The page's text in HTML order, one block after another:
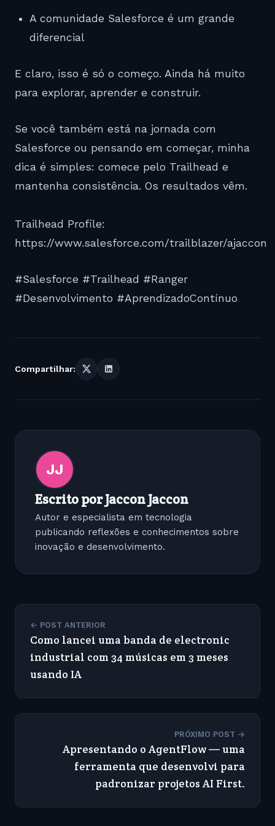
A comunidade Salesforce é um grande
diferencial
E claro, isso é só o começo. Ainda há muito
para explorar, aprender e construir.
Se você também está na jornada com
Salesforce ou pensando em começar, minha
dica é simples: comece pelo Trailhead e
mantenha consistência. Os resultados vêm.
Trailhead Profile:
https://www.salesforce.com/trailblazer/ajaccon
#Salesforce #Trailhead #Ranger
#Desenvolvimento #AprendizadoContínuo
Compartilhar:
JJ
Escrito por Jaccon Jaccon
Autor e especialista em tecnologia
publicando reflexões e conhecimentos sobre
inovação e desenvolvimento.
← POST ANTERIOR
Como lancei uma banda de electronic
industrial com 34 músicas em 3 meses
usando IA
PRÓXIMO POST →
Apresentando o AgentFlow — uma
ferramenta que desenvolvi para
padronizar projetos AI First.